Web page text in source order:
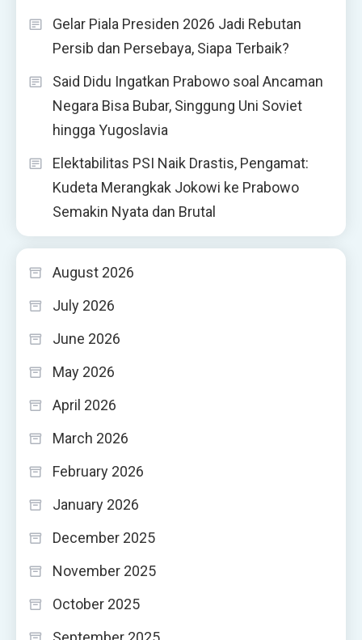
Gelar Piala Presiden 2026 Jadi Rebutan
Persib dan Persebaya, Siapa Terbaik?
Said Didu Ingatkan Prabowo soal Ancaman
Negara Bisa Bubar, Singgung Uni Soviet
hingga Yugoslavia
Elektabilitas PSI Naik Drastis, Pengamat:
Kudeta Merangkak Jokowi ke Prabowo
Semakin Nyata dan Brutal
August 2026
July 2026
June 2026
May 2026
April 2026
March 2026
February 2026
January 2026
December 2025
November 2025
October 2025